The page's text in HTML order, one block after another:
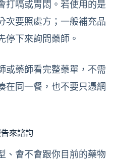
打嗝或胃悶。若使用的是
次要照處方；一般補充品
停下來詢問藥師。
或藥師看完整藥單，不需
在同一餐，也不要只憑網
來諮詢
、會不會跟你目前的藥物